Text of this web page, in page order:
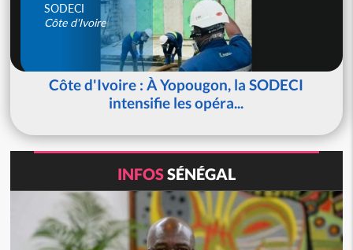
SODECI
Côte d'Ivoire
Côte d'Ivoire : À Yopougon, la SODECI
intensifie les opéra...
INFOSSÉNÉGAL